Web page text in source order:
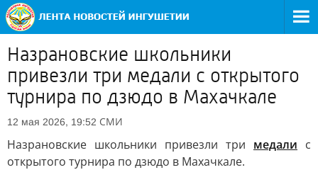
Назрановские школьники
привезли три медали с открытого
турнира по дзюдо в Махачкале
12 мая 2026, 19:52 СМИ
Назрановские школьники привезли три медали с
открытого турнира по дзюдо в Махачкале.